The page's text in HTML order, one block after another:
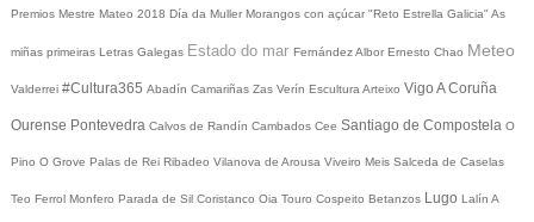
Premios Mestre Mateo 2018 Día da Muller Morangos con açúcar "Reto Estrella Galicia" As
miñas primeiras Letras Galegas Estado do mar Fernández Albor Ernesto Chao Meteo
Valderrei #Cultura365 Abadín Camariñas Zas Verín Escultura Arteixo Vigo A Coruña
Ourense Pontevedra Calvos de Randín Cambados Cee Santiago de Compostela O
Pino O Grove Palas de Rei Ribadeo Vilanova de Arousa Viveiro Meis Salceda de Caselas
Teo Ferrol Monfero Parada de Sil Coristanco Oia Touro Cospeito Betanzos Lugo Lalín A